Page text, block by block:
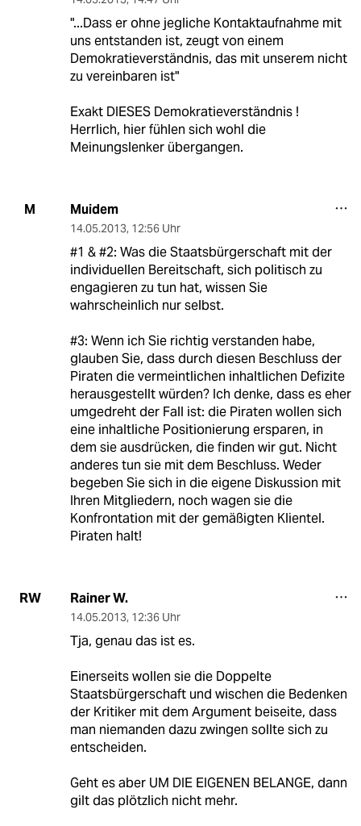
"...Dass er ohne jegliche Kontaktaufnahme mit
uns entstanden ist, zeugt von einem
Demokratieverständnis, das mit unserem nicht
zu vereinbaren ist"
Exakt DIESES Demokratieverständnis !
Herrlich, hier fühlen sich wohl die
Meinungslenker übergangen.
M Muidem
14.05.2013, 12:56 Uhr
#1 & #2: Was die Staatsbürgerschaft mit der
individuellen Bereitschaft, sich politisch zu
engagieren zu tun hat, wissen Sie
wahrscheinlich nur selbst.
#3: Wenn ich Sie richtig verstanden habe,
glauben Sie, dass durch diesen Beschluss der
Piraten die vermeintlichen inhaltlichen Defizite
herausgestellt würden? Ich denke, dass es eher
umgedreht der Fall ist: die Piraten wollen sich
eine inhaltliche Positionierung ersparen, in
dem sie ausdrücken, die finden wir gut. Nicht
anderes tun sie mit dem Beschluss. Weder
begeben Sie sich in die eigene Diskussion mit
Ihren Mitgliedern, noch wagen sie die
Konfrontation mit der gemäßigten Klientel.
Piraten halt!
RW Rainer W.
14.05.2013, 12:36 Uhr
Tja, genau das ist es.
Einerseits wollen sie die Doppelte
Staatsbürgerschaft und wischen die Bedenken
der Kritiker mit dem Argument beiseite, dass
man niemanden dazu zwingen sollte sich zu
entscheiden.
Geht es aber UM DIE EIGENEN BELANGE, dann
gilt das plötzlich nicht mehr.